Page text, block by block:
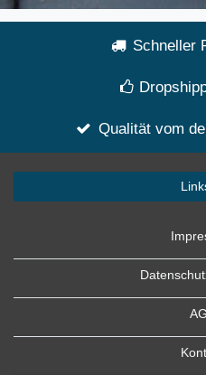
Schneller
Qualität vom